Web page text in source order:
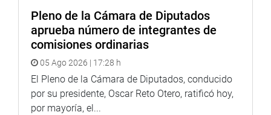
Pleno de la Cámara de Diputados
aprueba número de integrantes de
comisiones ordinarias
05 Ago 2026 | 17:28 h
El Pleno de la Cámara de Diputados, conducido
por su presidente, Oscar Reto Otero, ratificó hoy,
por mayoría, el...